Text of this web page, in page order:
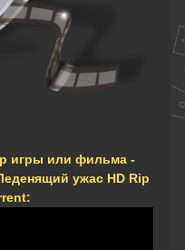
игры или фильма -
ужас HD Rip